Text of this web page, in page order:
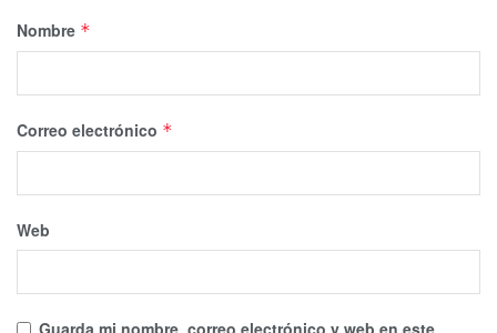
Nombre *
Correo electrónico *
Web